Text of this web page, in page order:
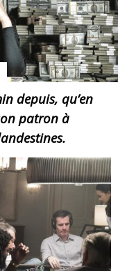
« Dr Wertham / L’homme qui étudia les tueurs en série » - Un Métier à Risque !
« Le Vent dand les Saules » - Une Belle Histoire !
depuis, qu’en
patron à